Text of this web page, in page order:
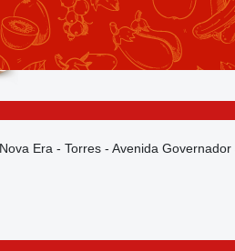
Era - Torres - Avenida